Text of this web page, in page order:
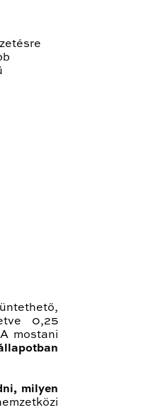
0,25
mostani
milyen